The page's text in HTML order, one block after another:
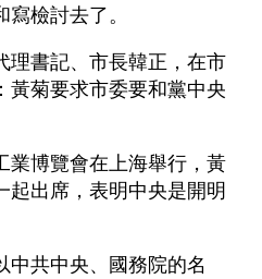
檢討去了。
理書記、市長韓正，在市
黃菊要求市委要和黨中央
業博覽會在上海舉行，黃
起出席，表明中央是開明
中共中央、國務院的名